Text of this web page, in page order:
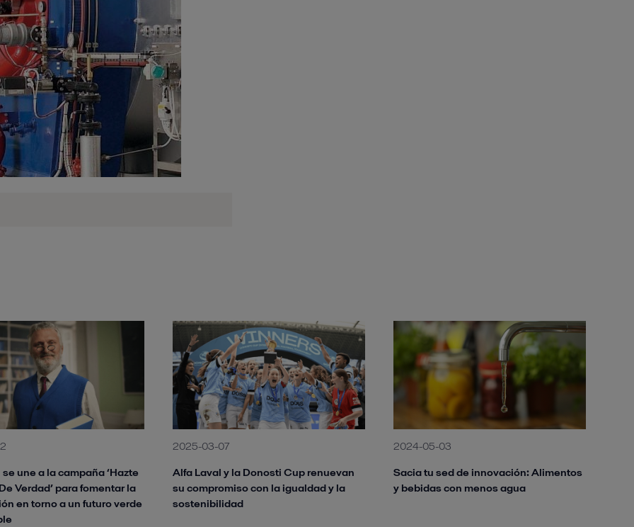
une a la campaña ‘Hazte
Verdad’ para fomentar la
en torno a un futuro verde
2025-03-07
Alfa Laval y la Donosti Cup renuevan
su compromiso con la igualdad y la
sostenibilidad
2024-05-03
Sacia tu sed de innovación: Alimentos
y bebidas con menos agua